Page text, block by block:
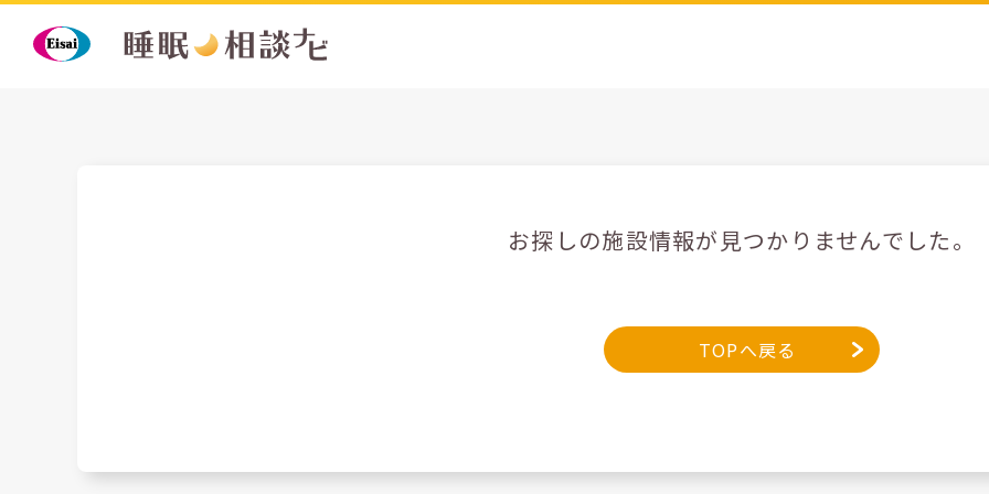
お探しの施設情報が見つかりませんでした。
TOPへ戻る